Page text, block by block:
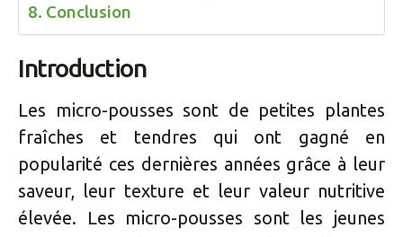
Conclusion
Introduction
Les micro-pousses sont de petites plantes
fraîches et tendres qui ont gagné en
popularité ces dernières années grâce à leur
saveur, leur texture et leur valeur nutritive
élevée. Les micro-pousses sont les jeunes